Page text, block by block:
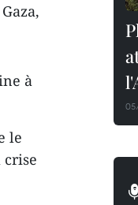
à
le